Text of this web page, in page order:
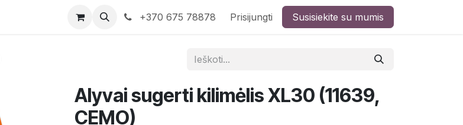
+370 675 78878 Prisijungti Susisiekite su mumis
Alyvai sugerti kilimėlis XL30 (11639,
CEMO)